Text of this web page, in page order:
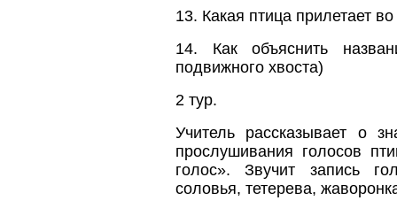
13. Какая птица прилетает
14. Как объяснить
подвижного хвоста)
2 тур.
Учитель рассказывает о
прослушивания голосов
голос». Звучит запись
соловья, тетерева,